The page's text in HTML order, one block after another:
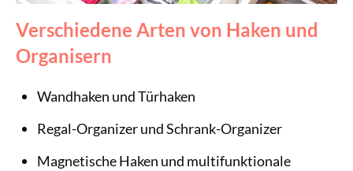
Verschiedene Arten von Haken und
Organisern
Wandhaken und Türhaken
Regal-Organizer und Schrank-Organizer
Magnetische Haken und multifunktionale